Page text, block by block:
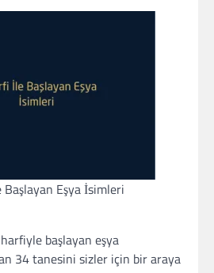
Eşya İsimleri
harfiyle başlayan eşya
34 tanesini sizler için bir araya